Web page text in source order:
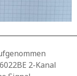
2-Kanal